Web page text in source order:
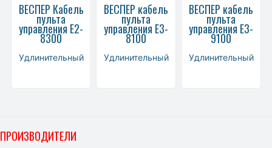
ВЕСПЕР Кабель
пульта
управления Е2-
8300
Удлинительный
ВЕСПЕР кабель
пульта
управления Е3-
8100
Удлинительный
ВЕСПЕР кабель
пульта
управления Е3-
9100
Удлинительный
ПРОИЗВОДИТЕЛИ